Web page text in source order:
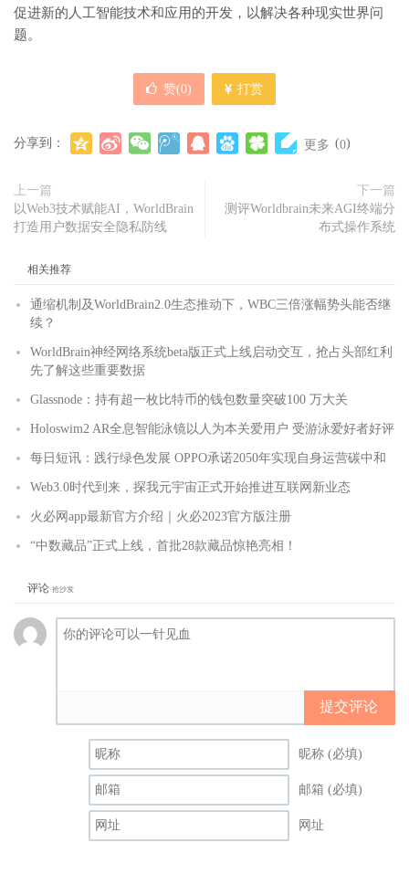
促进新的人工智能技术和应用的开发，以解决各种现实世界问
题。
赞(0) 打赏
分享到： 更多 (0)
上一篇
以Web3技术赋能AI，WorldBrain
打造用户数据安全隐私防线
下一篇
测评Worldbrain未来AGI终端分
布式操作系统
相关推荐
通缩机制及WorldBrain2.0生态推动下，WBC三倍涨幅势头能否继
续？
WorldBrain神经网络系统beta版正式上线启动交互，抢占头部红利
先了解这些重要数据
Glassnode：持有超一枚比特币的钱包数量突破100 万大关
Holoswim2 AR全息智能泳镜以人为本关爱用户 受游泳爱好者好评
每日短讯：践行绿色发展 OPPO承诺2050年实现自身运营碳中和
Web3.0时代到来，探我元宇宙正式开始推进互联网新业态
火必网app最新官方介绍｜火必2023官方版注册
“中数藏品”正式上线，首批28款藏品惊艳亮相！
评论 抢沙发
提交评论
昵称 (必填)
邮箱 (必填)
网址